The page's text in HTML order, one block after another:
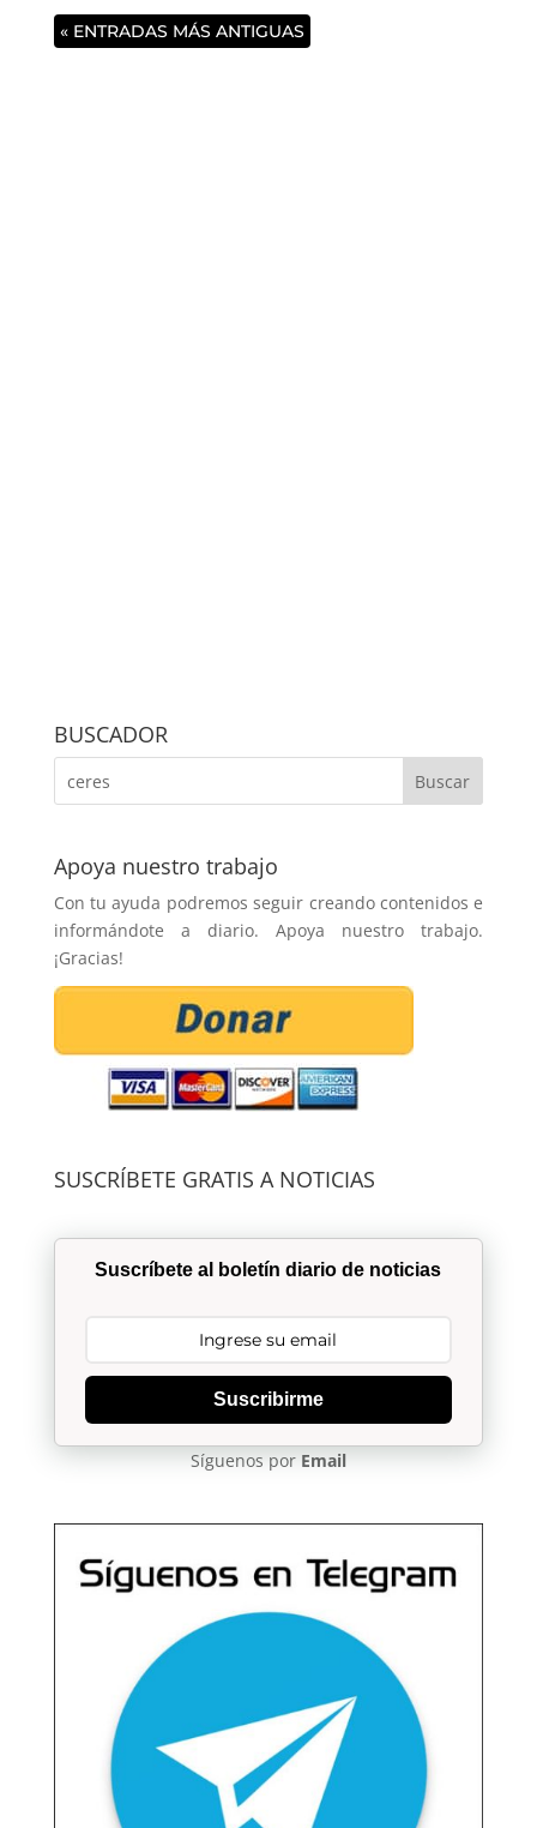
« ENTRADAS MÁS ANTIGUAS
BUSCADOR
Apoya nuestro trabajo
Con tu ayuda podremos seguir creando contenidos e
informándote a diario. Apoya nuestro trabajo.
¡Gracias!
SUSCRÍBETE GRATIS A NOTICIAS
Suscríbete al boletín diario de noticias
Suscribirme
Síguenos por Email